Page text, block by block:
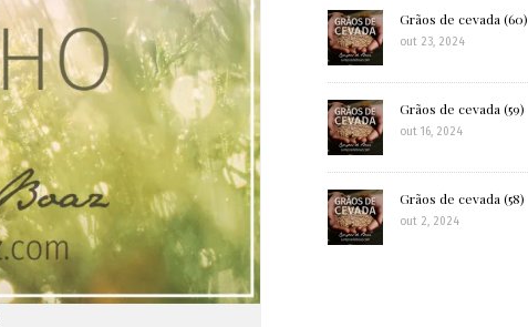
Grãos de cevada (60)
out 23, 2024
Grãos de cevada (59)
out 16, 2024
Grãos de cevada (58)
out 2, 2024